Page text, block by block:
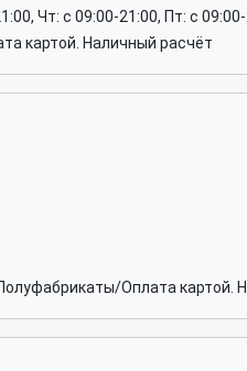
Чт: c 09:00-21:00, Пт: c
картой. Наличный расчёт
Оплата картой.